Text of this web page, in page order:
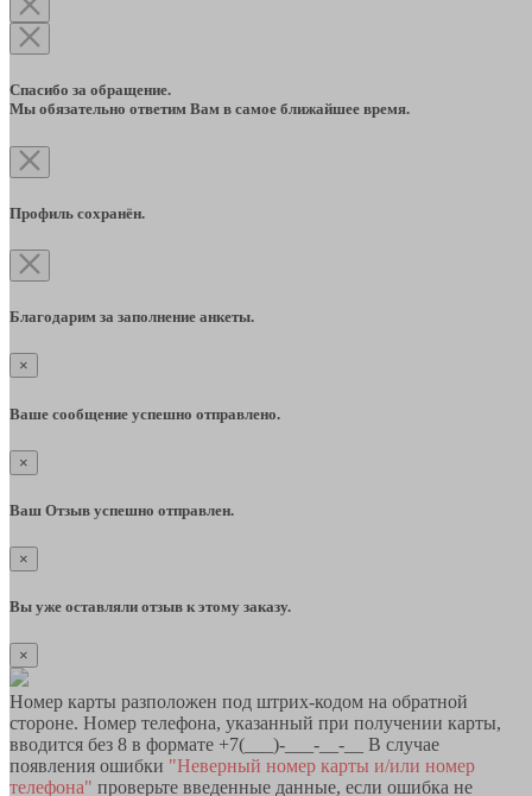
Спасибо за обращение.
Мы обязательно ответим Вам в самое ближайшее время.
Профиль сохранён.
Благодарим за заполнение анкеты.
×
Ваше сообщение успешно отправлено.
×
Ваш Отзыв успешно отправлен.
×
Вы уже оставляли отзыв к этому заказу.
×
Номер карты разположен под штрих-кодом на обратной
стороне. Номер телефона, указанный при получении карты,
вводится без 8 в формате +7(___)-___-__-__ В случае
появления ошибки "Неверный номер карты и/или номер
телефона" проверьте введенные данные, если ошибка не